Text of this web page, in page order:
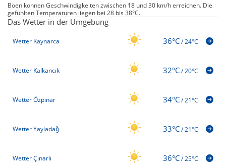
Böen können Geschwindigkeiten zwischen 18 und 30 km/h erreichen. Die
gefühlten Temperaturen liegen bei 28 bis 38°C.
Das Wetter in der Umgebung
Wetter Kaynarca 36°C/24°C
Wetter Kalkancık 32°C/20°C
Wetter Özpınar 34°C/21°C
Wetter Yayladağ 33°C/21°C
Wetter Çınarlı 36°C/25°C